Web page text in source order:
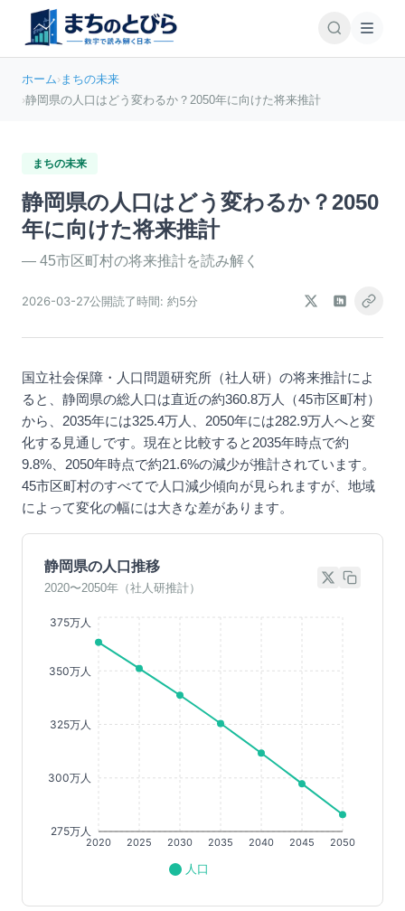
ホーム›まちの未来
›静岡県の人口はどう変わるか？2050年に向けた将来推計
まちの未来
静岡県の人口はどう変わるか？2050
年に向けた将来推計
— 45市区町村の将来推計を読み解く
2026-03-27公開読了時間: 約5分
国立社会保障・人口問題研究所（社人研）の将来推計によ
ると、静岡県の総人口は直近の約360.8万人（45市区町村）
から、2035年には325.4万人、2050年には282.9万人へと変
化する見通しです。現在と比較すると2035年時点で約
9.8%、2050年時点で約21.6%の減少が推計されています。
45市区町村のすべてで人口減少傾向が見られますが、地域
によって変化の幅には大きな差があります。
静岡県の人口推移
2020〜2050年（社人研推計）
2020 2025 2030 2035 2040 2045 2050
275万人
300万人
325万人
350万人
375万人
人口